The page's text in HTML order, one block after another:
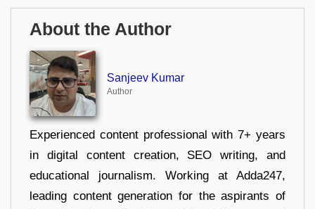
About the Author
Sanjeev Kumar
Author
Experienced content professional with 7+ years
in digital content creation, SEO writing, and
educational journalism. Working at Adda247,
leading content generation for the aspirants of